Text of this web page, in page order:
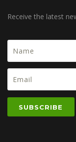
Receive the latest